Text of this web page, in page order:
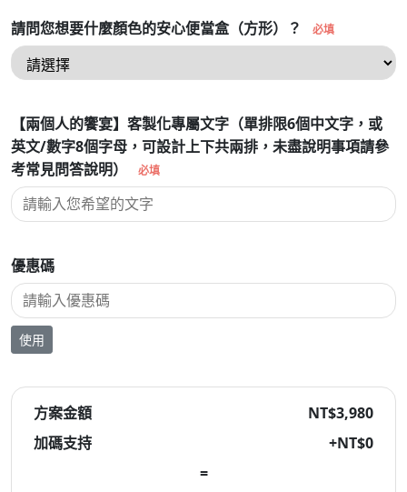
請問您想要什麼顏色的安心便當盒（方形）？ 必填
【兩個人的饗宴】客製化專屬文字（單排限6個中文字，或
英文/數字8個字母，可設計上下共兩排，未盡說明事項請參
考常見問答說明）
必填
優惠碼
使用
方案金額
NT$3,980
加碼支持
+NT$0
=